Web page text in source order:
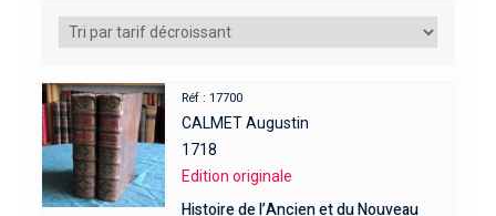
Réf : 17700
CALMET Augustin
1718
Edition originale
Histoire de l’Ancien et du Nouveau